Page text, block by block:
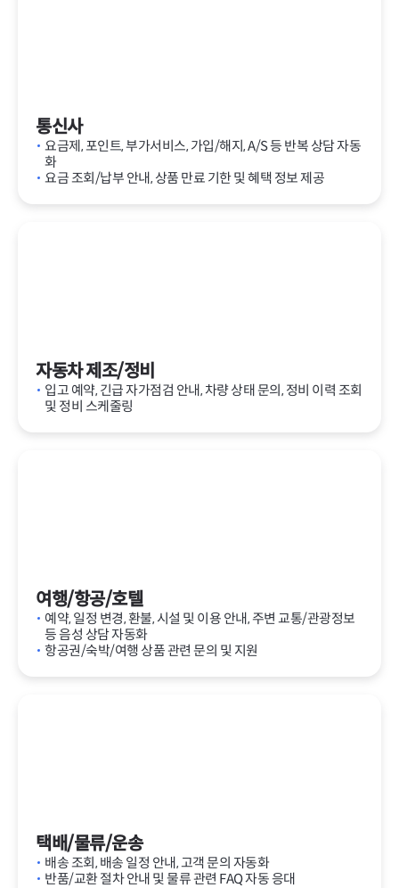
통신사
요금제, 포인트, 부가서비스, 가입/해지, A/S 등 반복 상담 자동
화
요금 조회/납부 안내, 상품 만료 기한 및 혜택 정보 제공
자동차 제조/정비
입고 예약, 긴급 자가점검 안내, 차량 상태 문의, 정비 이력 조회
및 정비 스케줄링
여행/항공/호텔
예약, 일정 변경, 환불, 시설 및 이용 안내, 주변 교통/관광정보
등 음성 상담 자동화
항공권/숙박/여행 상품 관련 문의 및 지원
택배/물류/운송
배송 조회, 배송 일정 안내, 고객 문의 자동화
반품/교환 절차 안내 및 물류 관련 FAQ 자동 응대